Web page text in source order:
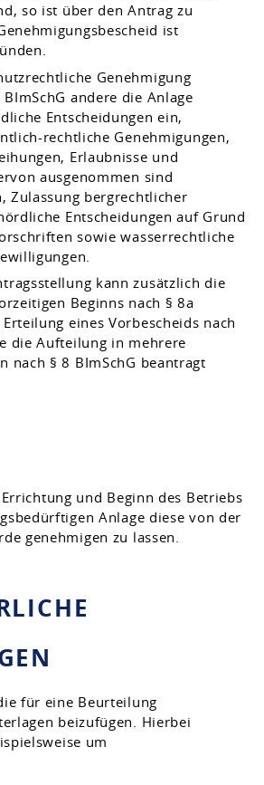
so ist über den Antrag zu
ist
Genehmigung
andere die Anlage
Entscheidungen ein,
rechtliche Genehmigungen,
Erlaubnisse und
ausgenommen sind
Zulassung bergrechtlicher
Entscheidungen auf Grund
sowie wasserrechtliche
kann zusätzlich die
Beginns nach § 8a
eines Vorbescheids nach
die Aufteilung in mehrere
nach § 8 BImSchG beantragt
Errichtung und Beginn des Betriebs
Anlage diese von der
genehmigen zu lassen.
für eine Beurteilung
beizufügen. Hierbei
um